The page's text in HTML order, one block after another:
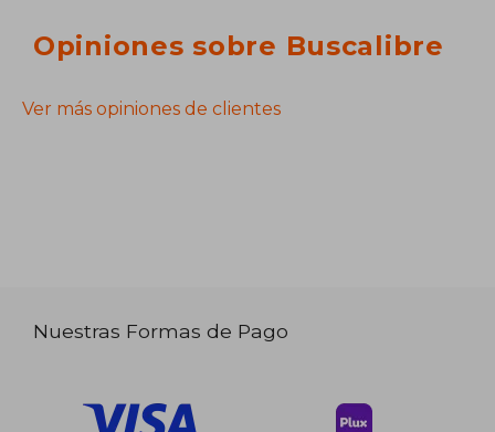
Opiniones sobre Buscalibre
Ver más opiniones de clientes
Nuestras Formas de Pago